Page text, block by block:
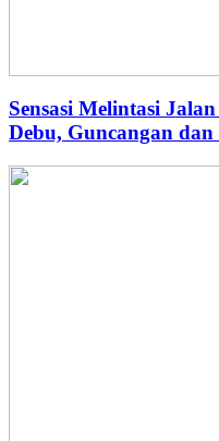
Sensasi Melintasi
Debu, Guncangan